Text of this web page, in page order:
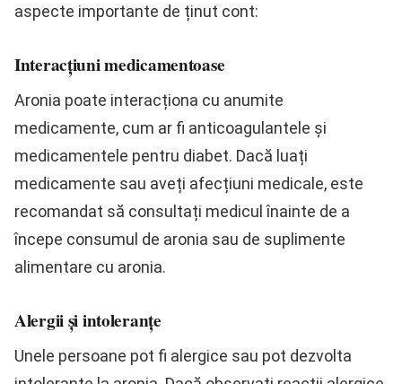
aspecte importante de ținut cont:
Interacțiuni medicamentoase
Aronia poate interacționa cu anumite
medicamente, cum ar fi anticoagulantele și
medicamentele pentru diabet. Dacă luați
medicamente sau aveți afecțiuni medicale, este
recomandat să consultați medicul înainte de a
începe consumul de aronia sau de suplimente
alimentare cu aronia.
Alergii și intoleranțe
Unele persoane pot fi alergice sau pot dezvolta